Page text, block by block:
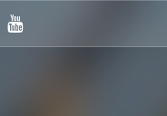
Youtube
LANM